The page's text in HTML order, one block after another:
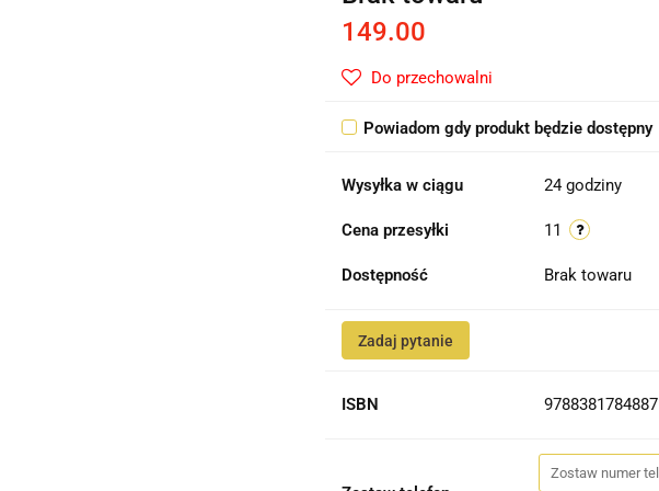
149.00
Do przechowalni
Powiadom gdy produkt będzie dostępny
Wysyłka w ciągu 24 godziny
Cena przesyłki 11
Dostępność Brak towaru
Zadaj pytanie
ISBN 9788381784887